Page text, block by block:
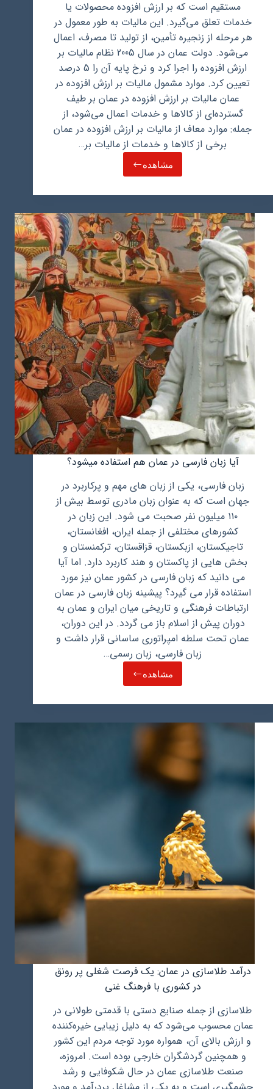
مستقیم است که بر ارزش افزوده محصولات یا
خدمات تعلق می‌گیرد. این مالیات به طور معمول در
هر مرحله از زنجیره تأمین، از تولید تا مصرف، اعمال
می‌شود. دولت عمان در سال 2005 نظام مالیات بر
ارزش افزوده را اجرا کرد و نرخ پایه آن را 5 درصد
تعیین کرد. موارد مشمول مالیات بر ارزش افزوده در
عمان مالیات بر ارزش افزوده در عمان بر طیف
گسترده‌ای از کالاها و خدمات اعمال می‌شود، از
جمله: موارد معاف از مالیات بر ارزش افزوده در عمان
برخی از کالاها و خدمات از مالیات بر…
مشاهده
نرخ
بر
افزوده
در
عمان
چقدر
است؟
آیا زبان فارسی در عمان هم استفاده میشود؟
زبان فارسی، یکی از زبان های مهم و پرکاربرد در
جهان است که به عنوان زبان مادری توسط بیش از
۱۱۰ میلیون نفر صحبت می شود. این زبان در
کشورهای مختلفی از جمله ایران، افغانستان،
تاجیکستان، ازبکستان، قزاقستان، ترکمنستان و
بخش هایی از پاکستان و هند کاربرد دارد. اما آیا
می دانید که زبان فارسی در کشور عمان نیز مورد
استفاده قرار می گیرد؟ پیشینه زبان فارسی در عمان
ارتباطات فرهنگی و تاریخی میان ایران و عمان به
دوران پیش از اسلام باز می گردد. در این دوران،
عمان تحت سلطه امپراتوری ساسانی قرار داشت و
زبان فارسی، زبان رسمی…
مشاهده
آیا
فارسی
عمان
میشود؟
درآمد طلاسازی در عمان: یک فرصت شغلی پر رونق
در کشوری با فرهنگ غنی
طلاسازی از جمله صنایع دستی با قدمتی طولانی در
عمان محسوب می‌شود که به دلیل زیبایی خیره‌کننده
و ارزش بالای آن، همواره مورد توجه مردم این کشور
و همچنین گردشگران خارجی بوده است. امروزه،
صنعت طلاسازی عمان در حال شکوفایی و رشد